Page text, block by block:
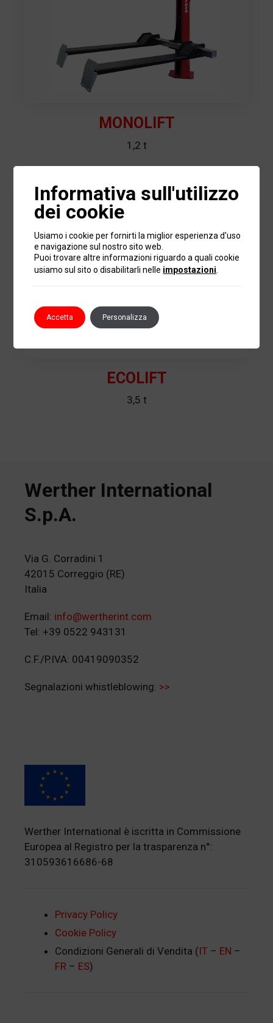
MONOLIFT
1,2 t
ECOLIFT
3,5 t
Werther International
S.p.A.
Via G. Corradini 1
42015 Correggio (RE)
Italia
Email: info@wertherint.com
Tel: +39 0522 943131
C.F./P.IVA: 00419090352
Segnalazioni whistleblowing: >>
Werther International è iscritta in Commissione
Europea al Registro per la trasparenza n°:
310593616686-68
Privacy Policy
Cookie Policy
Condizioni Generali di Vendita (IT – EN –
FR – ES)
Informativa sull'utilizzo
dei cookie
Usiamo i cookie per fornirti la miglior esperienza d'uso
e navigazione sul nostro sito web.
Puoi trovare altre informazioni riguardo a quali cookie
usiamo sul sito o disabilitarli nelle impostazioni
Accetta Personalizza